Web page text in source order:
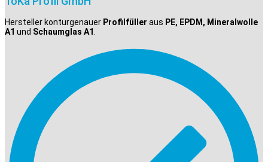
Hersteller konturgenauer Profilfüller aus PE, EPDM, Mineralwolle
A1 und Schaumglas A1